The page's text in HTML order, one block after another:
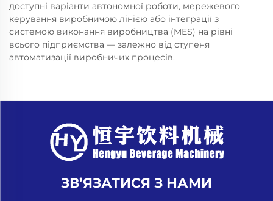
доступні варіанти автономної роботи, мережевого
керування виробничою лінією або інтеграції з
системою виконання виробництва (MES) на рівні
всього підприємства — залежно від ступеня
автоматизації виробничих процесів.
ЗВ’ЯЗАТИСЯ З НАМИ